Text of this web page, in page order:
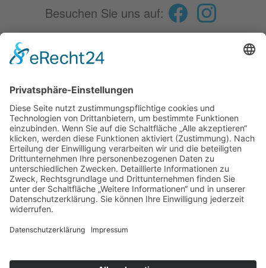
Besuchen Sie uns auf:
Fokus
Aktuelles
Essen auf Rädern
Service
Kontakt
Karriere
Diakonie Verbund Kulmbach